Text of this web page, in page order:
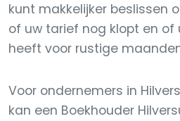
kunt makkelijker beslissen
of uw tarief nog klopt en
heeft voor rustige
Voor ondernemers in
kan een Boekhouder